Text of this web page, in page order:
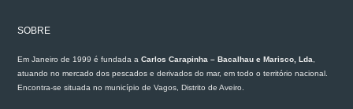
SOBRE
Em Janeiro de 1999 é fundada aCarlos Carapinha – Bacalhau e Marisco, Lda
atuando no mercado dos pescados e derivados do mar, em todo o território nacional.
Encontra-se situada no município de Vagos, Distrito de Aveiro.